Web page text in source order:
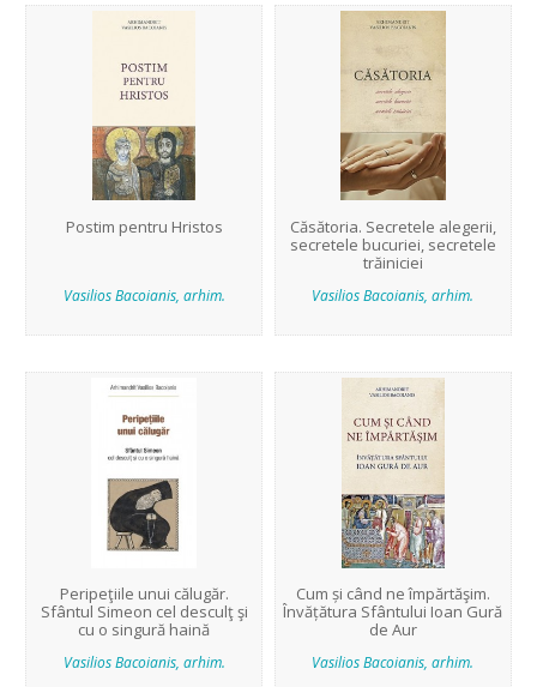
Postim pentru Hristos
Vasilios Bacoianis, arhim.
Căsătoria. Secretele alegerii,
secretele bucuriei, secretele
trăiniciei
Vasilios Bacoianis, arhim.
Peripeţiile unui călugăr.
Sfântul Simeon cel desculţ şi
cu o singură haină
Vasilios Bacoianis, arhim.
Cum și când ne împărtăşim.
Învățătura Sfântului Ioan Gură
de Aur
Vasilios Bacoianis, arhim.